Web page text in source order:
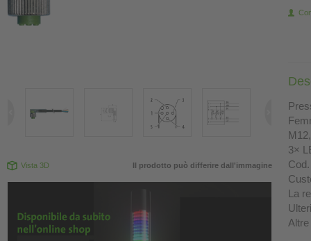
Vista 3D Il prodotto può differire dall'immagine
3×
La